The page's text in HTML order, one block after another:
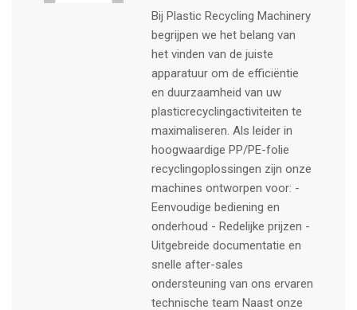
Bij Plastic Recycling Machinery
begrijpen we het belang van
het vinden van de juiste
apparatuur om de efficiëntie
en duurzaamheid van uw
plasticrecyclingactiviteiten te
maximaliseren. Als leider in
hoogwaardige PP/PE-folie
recyclingoplossingen zijn onze
machines ontworpen voor: -
Eenvoudige bediening en
onderhoud - Redelijke prijzen -
Uitgebreide documentatie en
snelle after-sales
ondersteuning van ons ervaren
technische team Naast onze